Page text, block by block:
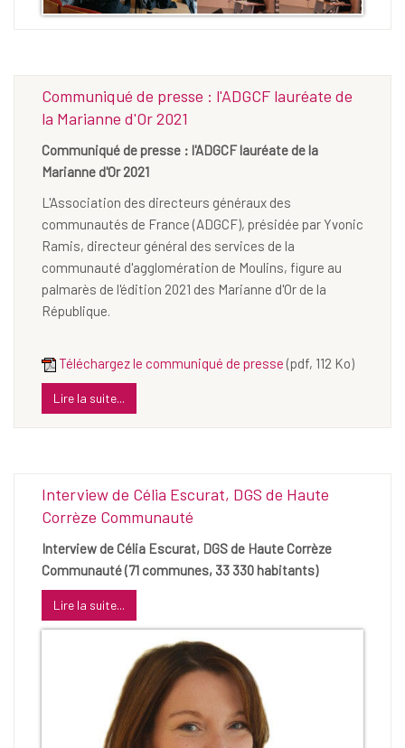
Communiqué de presse : l'ADGCF lauréate de
la Marianne d'Or 2021
Communiqué de presse : l'ADGCF lauréate de la
Marianne d'Or 2021
L'Association des directeurs généraux des
communautés de France (ADGCF), présidée par Yvonic
Ramis, directeur général des services de la
communauté d'agglomération de Moulins, figure au
palmarès de l'édition 2021 des Marianne d'Or de la
République.
Téléchargez le communiqué de presse (pdf, 112 Ko)
Lire la suite...
Interview de Célia Escurat, DGS de Haute
Corrèze Communauté
Interview de Célia Escurat, DGS de Haute Corrèze
Communauté (71 communes, 33 330 habitants)
Lire la suite...